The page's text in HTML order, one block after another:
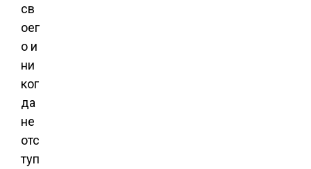
св
оег
о и
ни
ког
да
не
отс
туп